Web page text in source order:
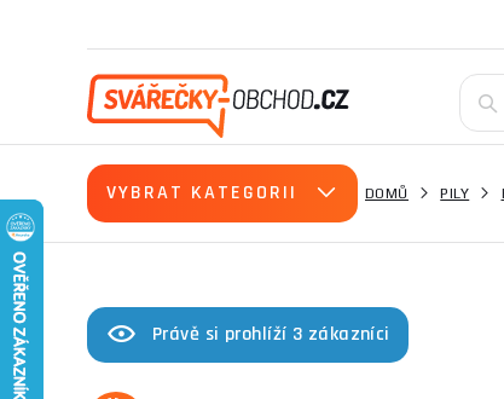
VYBRAT KATEGORII DOMŮ PILY
Právě si prohlíží 3 zákazníci